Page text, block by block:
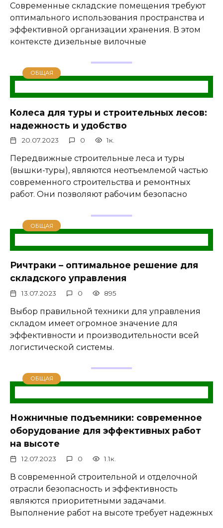
Современные складские помещения требуют
оптимального использования пространства и
эффективной организации хранения. В этом
контексте дизельные вилочные
ОБЩАЯ
Колеса для туры и строительных лесов:
надежность и удобство
20.07.2023 0 1к.
Передвижные строительные леса и туры
(вышки-туры), являются неотъемлемой частью
современного строительства и ремонтных
работ. Они позволяют рабочим безопасно
ОБЩАЯ
Ричтраки – оптимальное решение для
складского управления
13.07.2023 0 895
Выбор правильной техники для управления
складом имеет огромное значение для
эффективности и производительности всей
логистической системы.
ОБЩАЯ
Ножничные подъемники: современное
оборудование для эффективных работ
на высоте
12.07.2023 0 1.1к.
В современной строительной и отделочной
отрасли безопасность и эффективность
являются приоритетными задачами.
Выполнение работ на высоте требует надежных